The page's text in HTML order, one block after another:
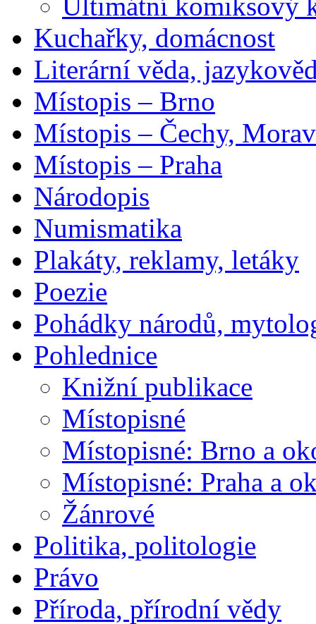
Kuchařky, domácnost
Literární věda,
Místopis – Brno
Místopis – Čechy,
Místopis – Praha
Národopis
Numismatika
Plakáty, reklamy, letáky
Poezie
Pohádky národů,
Pohlednice
Knižní publikace
Místopisné
Místopisné: Brno a
Místopisné: Praha a
Žánrové
Politika, politologie
Právo
Příroda, přírodní vědy